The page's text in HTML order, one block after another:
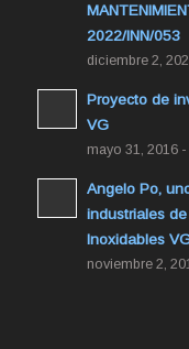
2022/INN/053
diciembre 2,
Proyecto de
VG
mayo 31, 2016
Angelo Po,
industriales
Inoxidables
noviembre 2,